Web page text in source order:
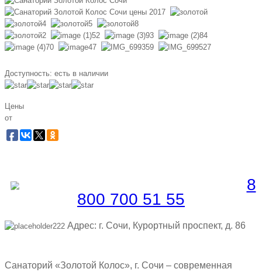
Доступность: есть в наличии
Цены
от
8
800 700 51 55
Адрес: г. Сочи, Курортный проспект, д. 86
Санаторий «Золотой Колос», г. Сочи – современная